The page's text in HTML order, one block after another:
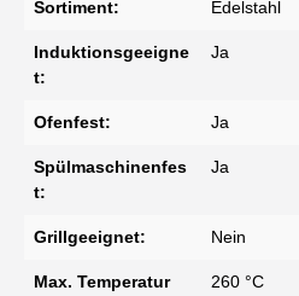
Sortiment: Edelstahl
Induktionsgeeigne
t:
Ja
Ofenfest: Ja
Spülmaschinenfes
t:
Ja
Grillgeeignet: Nein
Max. Temperatur
260 °C